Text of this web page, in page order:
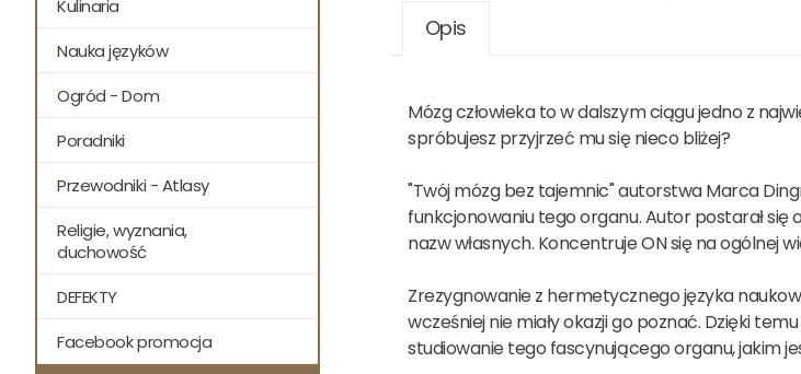
Kulinaria
Nauka języków
Ogród - Dom
Poradniki
Przewodniki - Atlasy
Religie, wyznania,
duchowość
DEFEKTY
Facebook promocja
Opis
Mózg człowieka to w dalszym ciągu jedno z
spróbujesz przyjrzeć mu się nieco bliżej?
"Twój mózg bez tajemnic" autorstwa Marca
funkcjonowaniu tego organu. Autor postarał
nazw własnych. Koncentruje ON się na ogólnej
Zrezygnowanie z hermetycznego języka
wcześniej nie miały okazji go poznać. Dzięki
studiowanie tego fascynującego organu, jakim